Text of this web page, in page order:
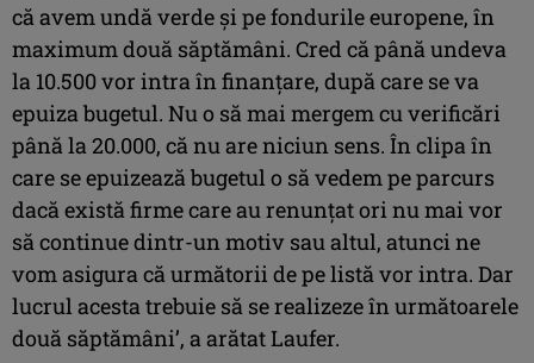
că avem undă verde şi pe fondurile europene, în
maximum două săptămâni. Cred că până undeva
la 10.500 vor intra în finanţare, după care se va
epuiza bugetul. Nu o să mai mergem cu verificări
până la 20.000, că nu are niciun sens. În clipa în
care se epuizează bugetul o să vedem pe parcurs
dacă există firme care au renunţat ori nu mai vor
să continue dintr-un motiv sau altul, atunci ne
vom asigura că următorii de pe listă vor intra. Dar
lucrul acesta trebuie să se realizeze în următoarele
două săptămâni’, a arătat Laufer.